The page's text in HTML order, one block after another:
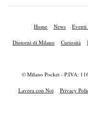
Home News Eventi
Dintorni di Milano Curiosità
© Milano Pocket - P.IVA:
Lavora con Noi Privacy